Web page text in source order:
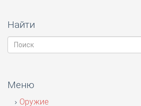
Найти
Меню
Оружие